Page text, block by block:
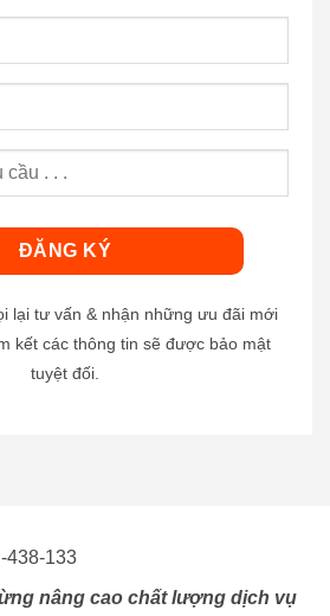
lại tư vấn & nhận những ưu đãi mới
kết các thông tin sẽ được bảo mật
tuyệt đối.
nâng cao chất lượng dịch vụ